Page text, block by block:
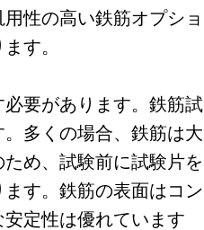
性の高い鉄筋オプショ
す。
要があります。鉄筋試
多くの場合、鉄筋は大
め、試験前に試験片を
す。鉄筋の表面はコン
定性は優れています